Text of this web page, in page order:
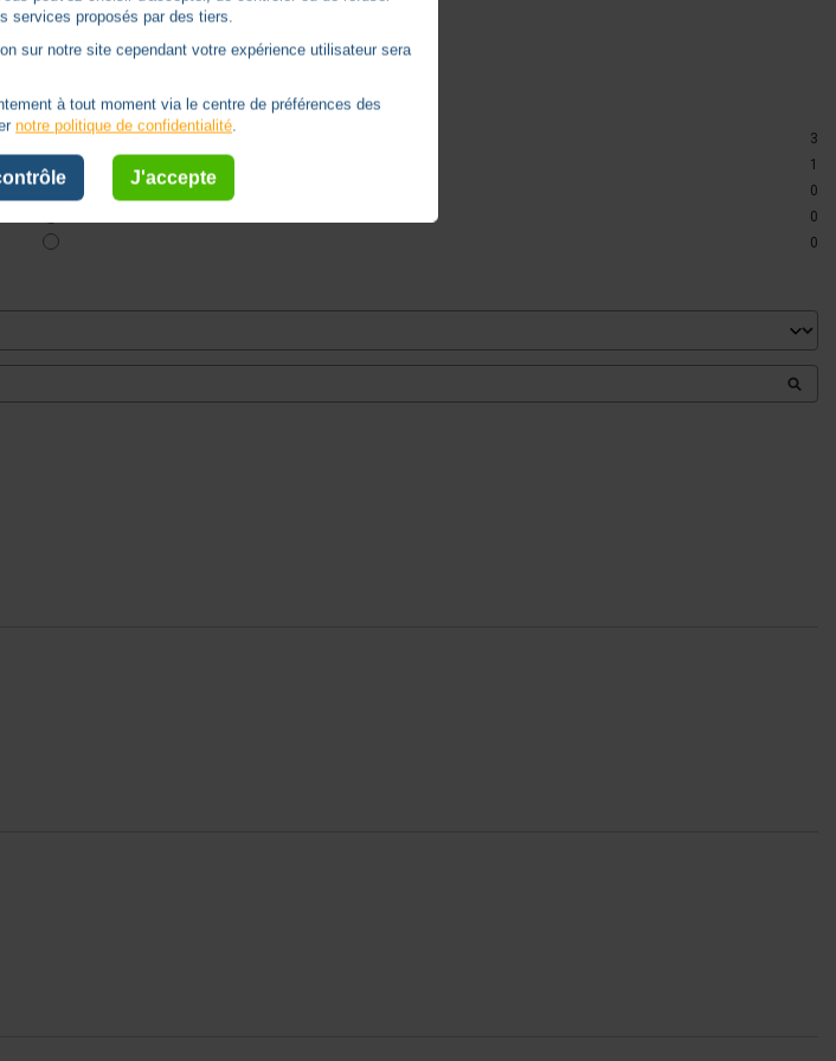
4 avis soumis à un
3
1
0
0
0
services proposés par des tiers.
sur notre site cependant votre expérience utilisateur sera
à tout moment via le centre de préférences des
notre politique de confidentialité.
J'accepte